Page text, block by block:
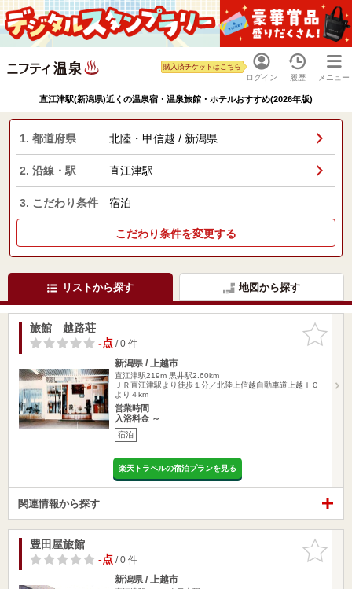
ログイン
購入済チケットはこちら
履歴 メニュー
直江津駅(新潟県)近くの温泉宿・温泉旅館・ホテルおすすめ(2026年版)
1. 都道府県 北陸・甲信越 / 新潟県
2. 沿線・駅 直江津駅
3. こだわり条件 宿泊
こだわり条件を変更する
リストから探す 地図から探す
お気に入
りに追加
旅館 越路荘
-点/ 0 件
新潟県 / 上越市
直江津駅219m 黒井駅2.60km
ＪＲ直江津駅より徒歩１分／北陸上信越自動車道上越ＩＣ
より４km
営業時間
入浴料金 ～
宿泊
楽天トラベルの宿泊プランを見る
関連情報から探す
お気に入
りに追加
豊田屋旅館
-点/ 0 件
新潟県 / 上越市